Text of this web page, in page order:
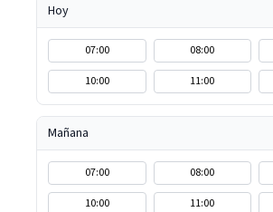
Hoy
07:00 08:00
10:00
11:00
Mañana
07:00 08:00
10:00
11:00